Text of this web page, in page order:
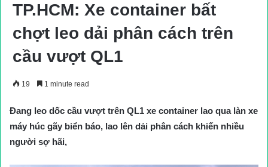
TP.HCM: Xe container bất
chợt leo dải phân cách trên
cầu vượt QL1
19 1 minute read
Đang leo dốc cầu vượt trên QL1 xe container lao qua làn xe
máy húc gãy biển báo, lao lên dải phân cách khiến nhiều
người sợ hãi,